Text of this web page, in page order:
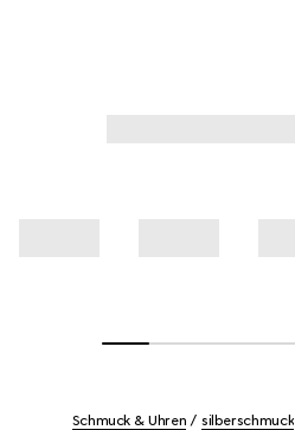
Schmuck & Uhren silberschmuck